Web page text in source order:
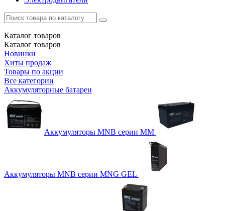
Каталог товаров
Каталог товаров
Новинки
Хиты продаж
Товары по акции
Все категории
Аккумуляторные батареи
Аккумуляторы MNB серии MM
Аккумуляторы MNB серии MNG GEL